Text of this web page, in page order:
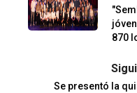
870
Se presentó la